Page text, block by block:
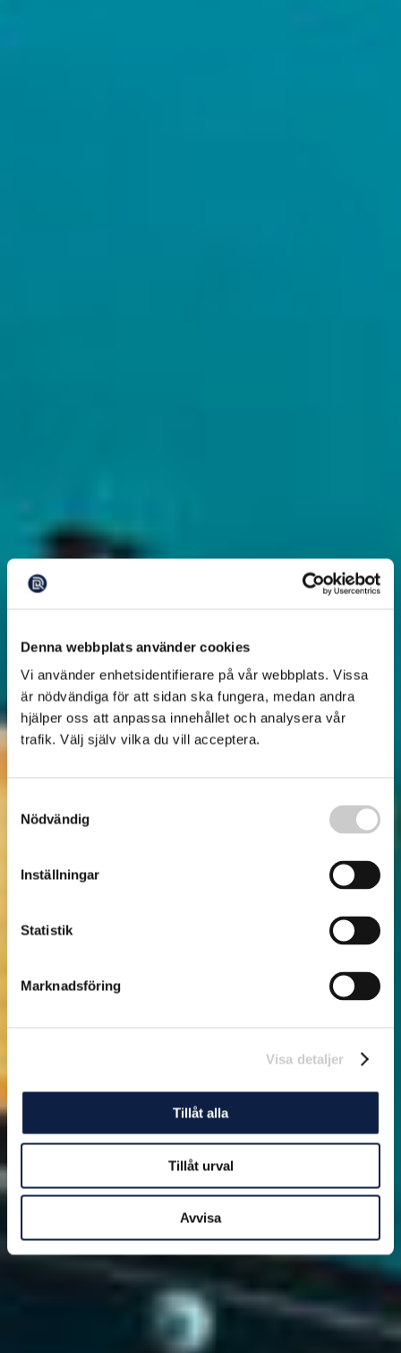
Denna webbplats använder cookies
Vi använder enhetsidentifierare på vår webbplats. Vissa
är nödvändiga för att sidan ska fungera, medan andra
hjälper oss att anpassa innehållet och analysera vår
trafik. Välj själv vilka du vill acceptera.
Nödvändig
Inställningar
Statistik
Marknadsföring
Visa detaljer
Tillåt alla
Tillåt urval
Avvisa